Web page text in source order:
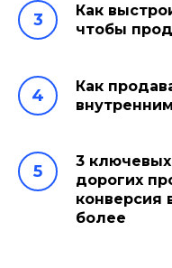
Как
чтобы
Как
3
дорогих
конверсия
более